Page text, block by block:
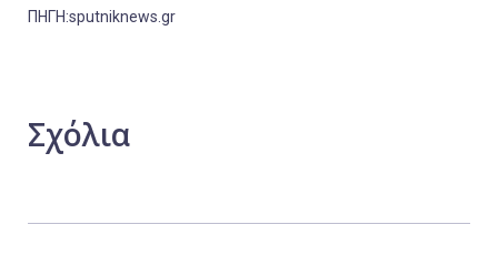
ΠΗΓΗ:sputniknews.gr
Σχόλια